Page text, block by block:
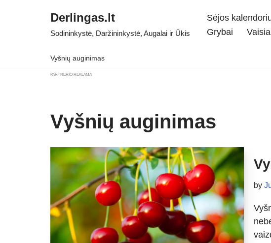
Derlingas.lt
Sodininkystė, Daržininkystė, Augalai ir Ūkis
Sėjos
Grybai
Vyšnių auginimas
PARTNERIO REKLAMA
Vyšnių auginimas
by